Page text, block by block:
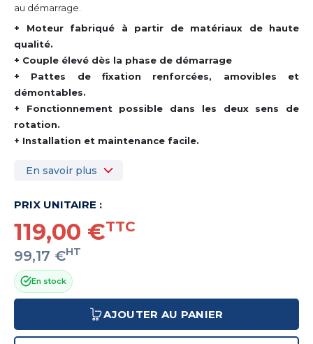
au démarrage.
+ Moteur fabriqué à partir de matériaux de haute
qualité.
+ Couple élevé dès la phase de démarrage
+ Pattes de fixation renforcées, amovibles et
démontables.
+ Fonctionnement possible dans les deux sens de
rotation.
+ Installation et maintenance facile.
En savoir plus
PRIX UNITAIRE :
119,00 €TTC
99,17 €HT
En stock
AJOUTER AU PANIER